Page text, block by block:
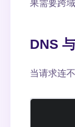
果需要跨
DNS
当请求连